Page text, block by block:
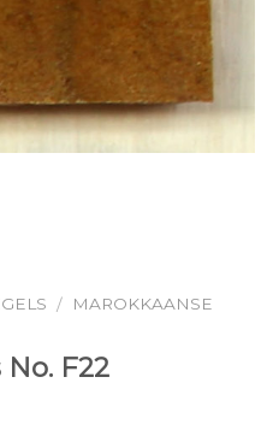
/
MAROKKAANSE
F22